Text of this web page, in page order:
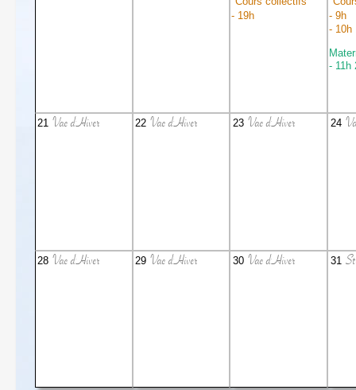
- 19h
- 9h
- 10h
- 11h
21 Vac d'Hiver 22 Vac d'Hiver 23 Vac d'Hiver 24
28 Vac d'Hiver 29 Vac d'Hiver 30 Vac d'Hiver 31